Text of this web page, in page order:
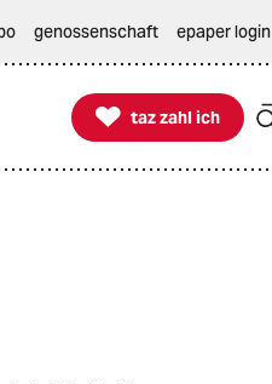
genossenschaft epaper login

taz zahl ich
taz zahl ich